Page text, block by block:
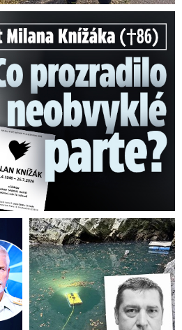
Co prozradilo neobvyklé parte?